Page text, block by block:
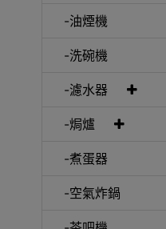
-油煙機
-洗碗機
-濾水器
-焗爐
-煮蛋器
-空氣炸鍋